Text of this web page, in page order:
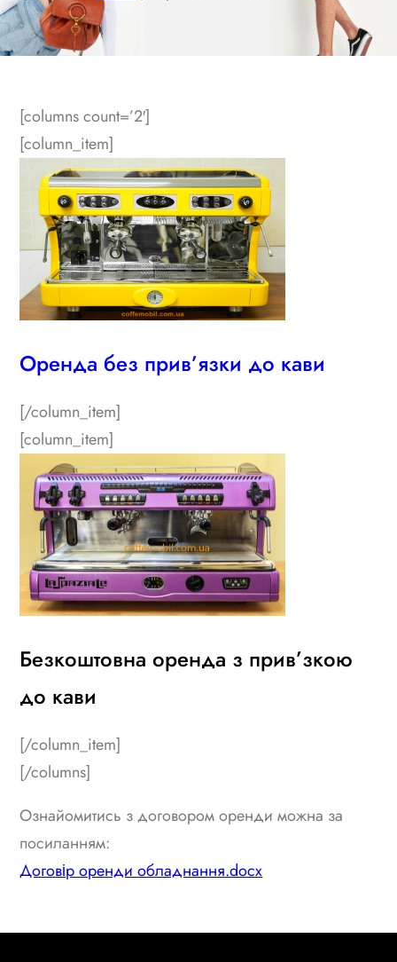
[columns count=’2′]
[column_item]
Оренда без прив’язки до кави
[/column_item]
[column_item]
Безкоштовна оренда з прив’зкою
до кави
[/column_item]
[/columns]
Ознайомитись з договором оренди можна за
посиланням:
Договір оренди обладнання.docx